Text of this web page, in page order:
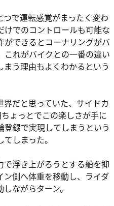
で運転感覚がまったく変わ
けでのコントロールも可能な
できるとコーナリングがバ
これがバイクとの一番の違い
う理由もよくわかるという
だと思っていた、サイドカ
ょっとでこの楽しさが手に
録で実現してしまうという
しまった。
浮き上がろうとする船を抑
側へ体重を移動し、ライダ
ながらターン。